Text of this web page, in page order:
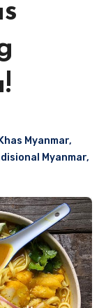
Myanmar,
Myanmar,